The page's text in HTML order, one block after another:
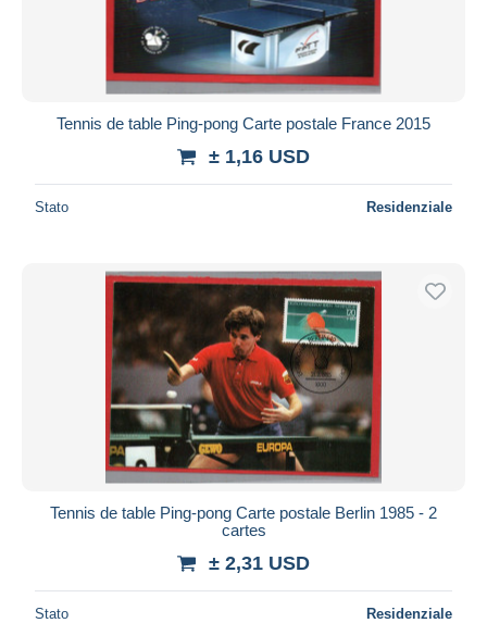
Tennis de table Ping-pong Carte postale France 2015
± 1,16 USD
Stato Residenziale
Tennis de table Ping-pong Carte postale Berlin 1985 - 2
cartes
± 2,31 USD
Stato Residenziale